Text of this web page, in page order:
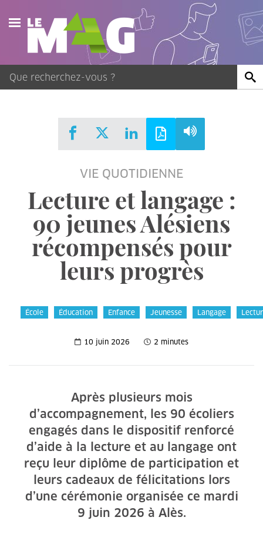
Actualités
Agenda
Publications
VIE QUOTIDIENNE
Lecture et langage :
90 jeunes Alésiens
récompensés pour
leurs progrès
École Éducation Enfance Jeunesse Langage
10 juin 2026 2 minutes
Après plusieurs mois
d’accompagnement, les 90 écoliers
engagés dans le dispositif renforcé
d’aide à la lecture et au langage ont
reçu leur diplôme de participation et
leurs cadeaux de félicitations lors
d’une cérémonie organisée ce mardi
9 juin 2026 à Alès.